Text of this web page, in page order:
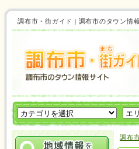
調布市・街ガイド | 調布市のタウン
調布